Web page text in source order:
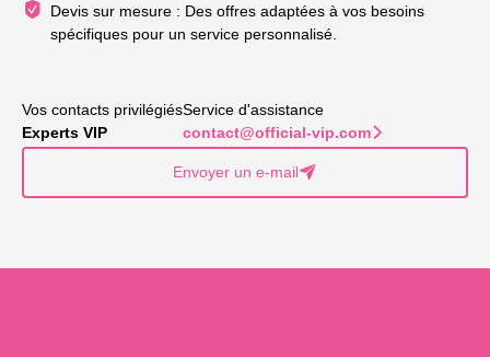
Devis sur mesure : Des offres adaptées à vos besoins
spécifiques pour un service personnalisé.
Vos contacts privilégiés
Experts VIP
Service d'assistance
contact@official-vip.com􀆊
Envoyer un e-mail􀈠